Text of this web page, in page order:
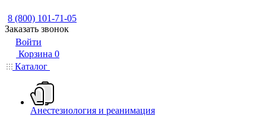
8 (800) 101-71-05
Заказать звонок
Войти
Корзина 0
Каталог
Анестезиология и реанимация